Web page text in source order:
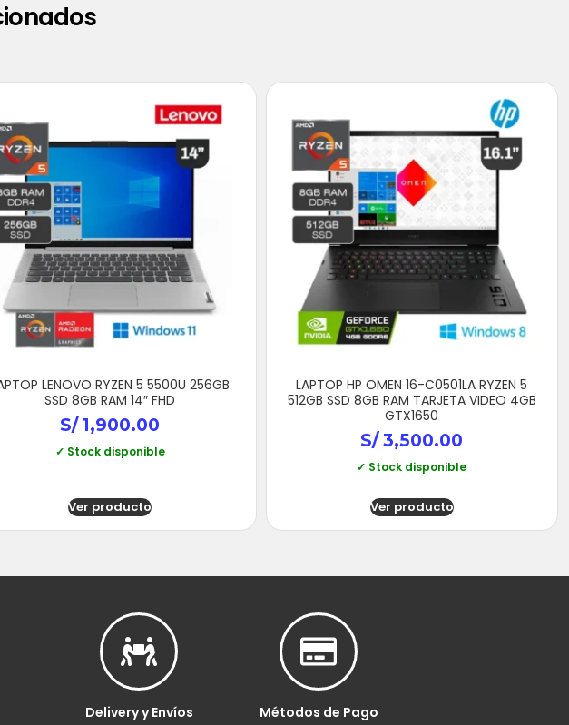
LENOVO RYZEN 5 5500U 256GB
SSD 8GB RAM 14″ FHD
S/1,900.00
✓ Stock disponible
Ver producto
LAPTOP HP OMEN 16-C0501LA RYZEN 5
512GB SSD 8GB RAM TARJETA VIDEO 4GB
GTX1650
S/3,500.00
✓ Stock disponible
Ver producto
Delivery y Envíos Métodos de Pago